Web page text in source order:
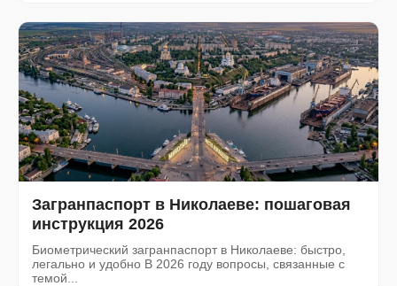
Загранпаспорт в Николаеве: пошаговая
инструкция 2026
Биометрический загранпаспорт в Николаеве: быстро,
легально и удобно В 2026 году вопросы, связанные с
темой...